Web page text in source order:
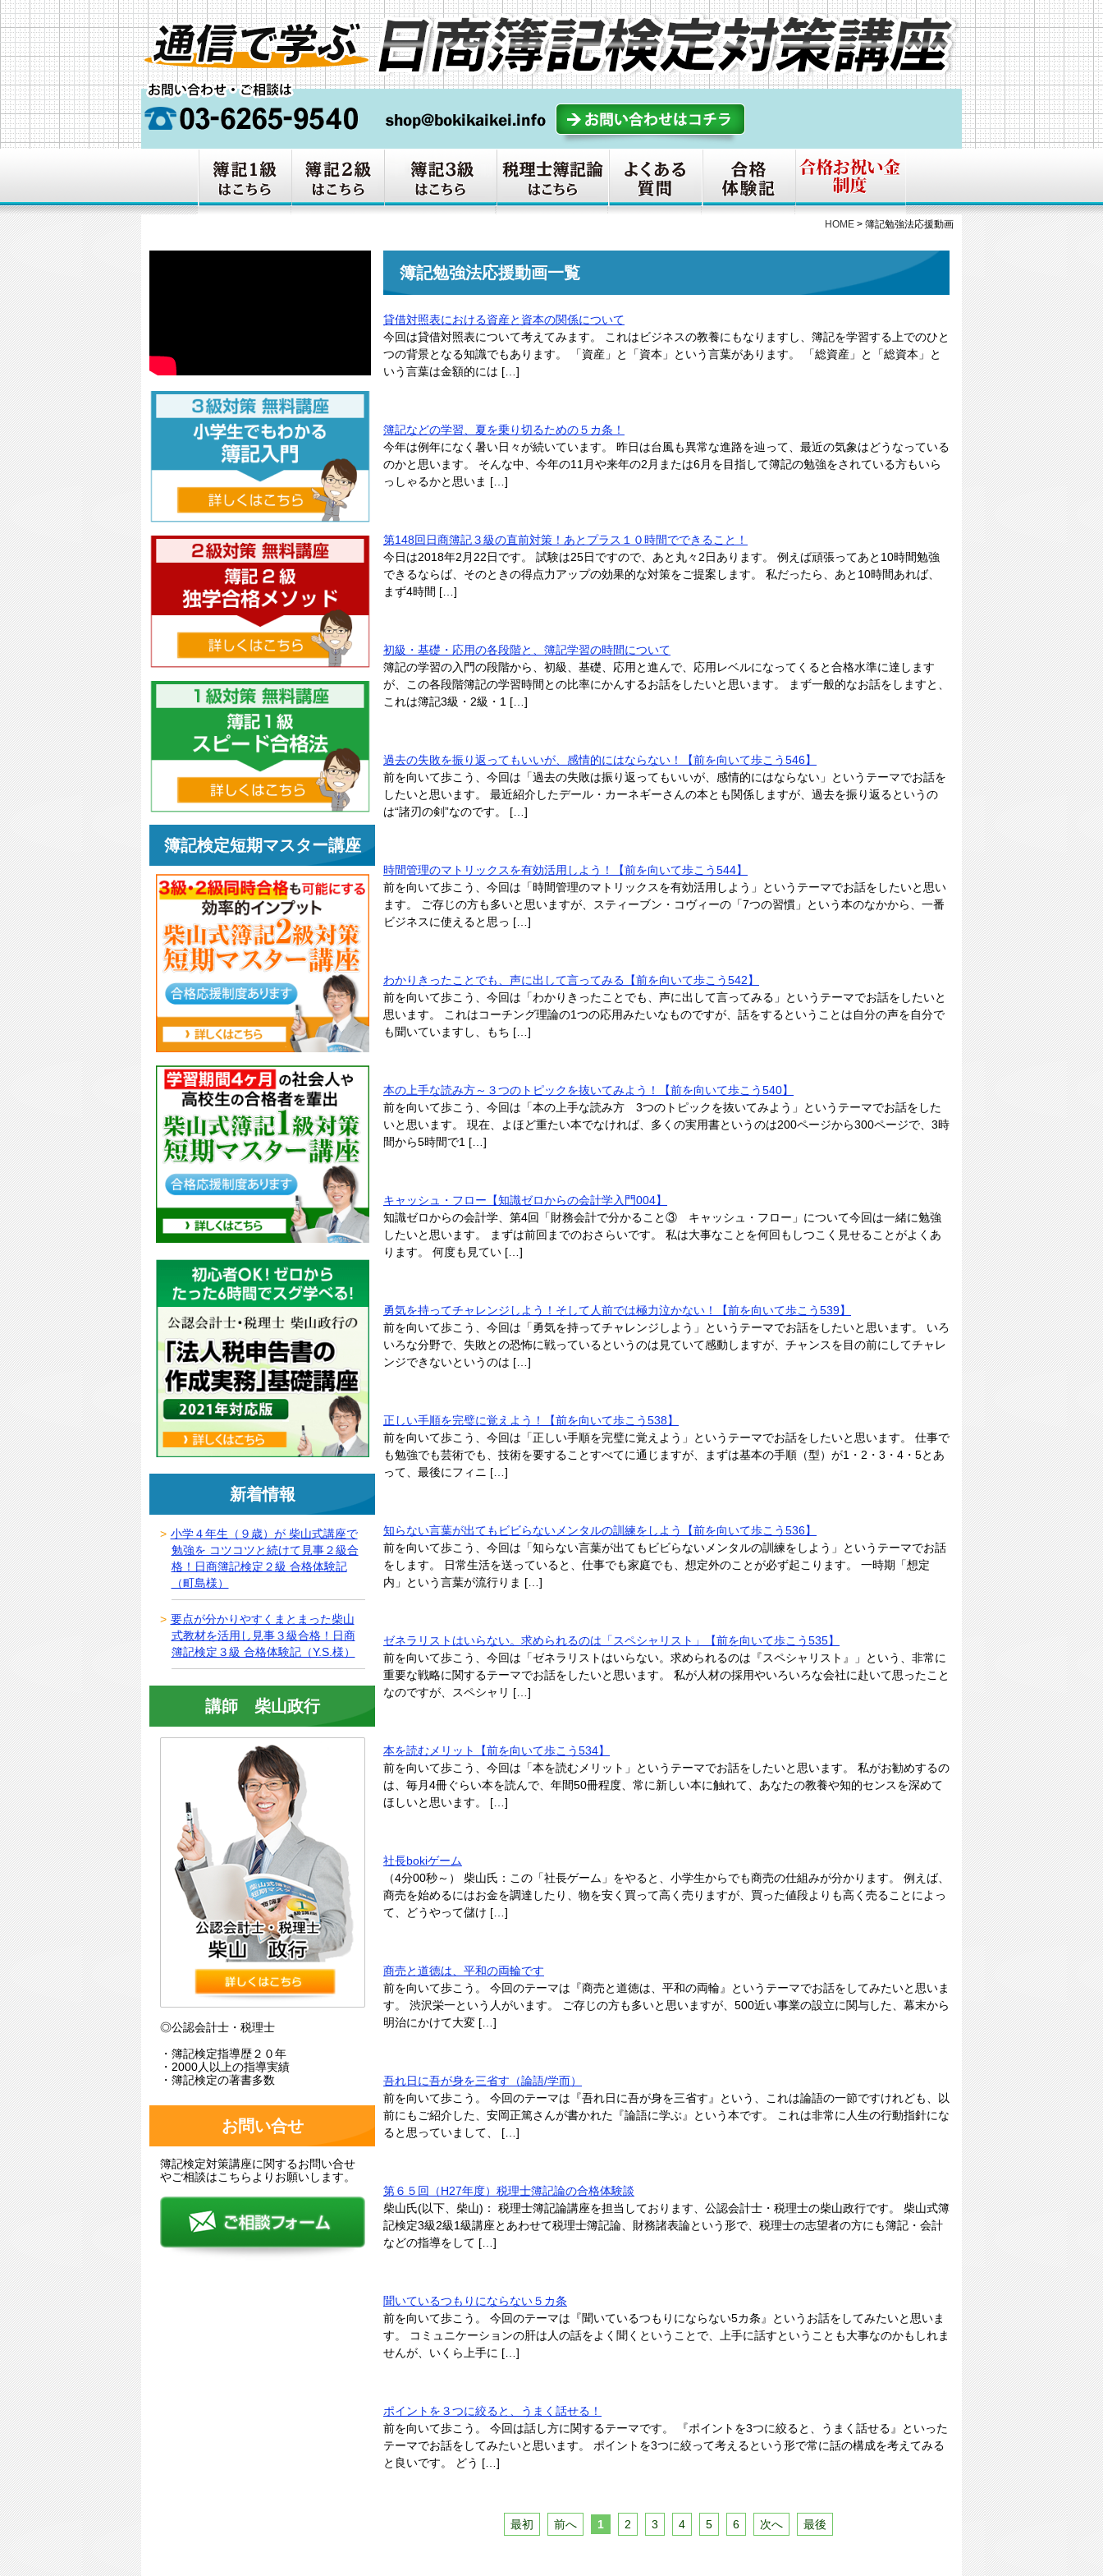
HOME > 簿記勉強法応援動画
簿記勉強法応援動画一覧
貸借対照表における資産と資本の関係について
今回は貸借対照表について考えてみます。 これはビジネスの教養にもなりますし、簿記を学習する上でのひと
つの背景となる知識でもあります。 「資産」と「資本」という言葉があります。 「総資産」と「総資本」と
いう言葉は金額的には […]
簿記などの学習、夏を乗り切るための５カ条！
今年は例年になく暑い日々が続いています。 昨日は台風も異常な進路を辿って、最近の気象はどうなっている
のかと思います。 そんな中、今年の11月や来年の2月または6月を目指して簿記の勉強をされている方もいら
っしゃるかと思いま […]
第148回日商簿記３級の直前対策！あとプラス１０時間でできること！
今日は2018年2月22日です。 試験は25日ですので、あと丸々2日あります。 例えば頑張ってあと10時間勉強
できるならば、そのときの得点力アップの効果的な対策をご提案します。 私だったら、あと10時間あれば、
まず4時間 […]
初級・基礎・応用の各段階と、簿記学習の時間について
簿記の学習の入門の段階から、初級、基礎、応用と進んで、応用レベルになってくると合格水準に達します
が、この各段階簿記の学習時間との比率にかんするお話をしたいと思います。 まず一般的なお話をしますと、
これは簿記3級・2級・1 […]
過去の失敗を振り返ってもいいが、感情的にはならない！【前を向いて歩こう546】
前を向いて歩こう、今回は「過去の失敗は振り返ってもいいが、感情的にはならない」というテーマでお話を
したいと思います。 最近紹介したデール・カーネギーさんの本とも関係しますが、過去を振り返るというの
は“諸刃の剣”なのです。 […]
時間管理のマトリックスを有効活用しよう！【前を向いて歩こう544】
前を向いて歩こう、今回は「時間管理のマトリックスを有効活用しよう」というテーマでお話をしたいと思い
ます。 ご存じの方も多いと思いますが、スティーブン・コヴィーの「7つの習慣」という本のなかから、一番
ビジネスに使えると思っ […]
わかりきったことでも、声に出して言ってみる【前を向いて歩こう542】
前を向いて歩こう、今回は「わかりきったことでも、声に出して言ってみる」というテーマでお話をしたいと
思います。 これはコーチング理論の1つの応用みたいなものですが、話をするということは自分の声を自分で
も聞いていますし、もち […]
本の上手な読み方～３つのトピックを抜いてみよう！【前を向いて歩こう540】
前を向いて歩こう、今回は「本の上手な読み方 3つのトピックを抜いてみよう」というテーマでお話をした
いと思います。 現在、よほど重たい本でなければ、多くの実用書というのは200ページから300ページで、3時
間から5時間で1 […]
キャッシュ・フロー【知識ゼロからの会計学入門004】
知識ゼロからの会計学、第4回「財務会計で分かること③ キャッシュ・フロー」について今回は一緒に勉強
したいと思います。 まずは前回までのおさらいです。 私は大事なことを何回もしつこく見せることがよくあ
ります。 何度も見てい […]
勇気を持ってチャレンジしよう！そして人前では極力泣かない！【前を向いて歩こう539】
前を向いて歩こう、今回は「勇気を持ってチャレンジしよう」というテーマでお話をしたいと思います。 いろ
いろな分野で、失敗との恐怖に戦っているというのは見ていて感動しますが、チャンスを目の前にしてチャレ
ンジできないというのは […]
正しい手順を完璧に覚えよう！【前を向いて歩こう538】
前を向いて歩こう、今回は「正しい手順を完璧に覚えよう」というテーマでお話をしたいと思います。 仕事で
も勉強でも芸術でも、技術を要することすべてに通じますが、まずは基本の手順（型）が1・2・3・4・5とあ
って、最後にフィニ […]
知らない言葉が出てもビビらないメンタルの訓練をしよう【前を向いて歩こう536】
前を向いて歩こう、今回は「知らない言葉が出てもビビらないメンタルの訓練をしよう」というテーマでお話
をします。 日常生活を送っていると、仕事でも家庭でも、想定外のことが必ず起こります。 一時期「想定
内」という言葉が流行りま […]
ゼネラリストはいらない。求められるのは「スペシャリスト」【前を向いて歩こう535】
前を向いて歩こう、今回は「ゼネラリストはいらない。求められるのは『スペシャリスト』」という、非常に
重要な戦略に関するテーマでお話をしたいと思います。 私が人材の採用やいろいろな会社に赴いて思ったこと
なのですが、スペシャリ […]
本を読むメリット【前を向いて歩こう534】
前を向いて歩こう、今回は「本を読むメリット」というテーマでお話をしたいと思います。 私がお勧めするの
は、毎月4冊ぐらい本を読んで、年間50冊程度、常に新しい本に触れて、あなたの教養や知的センスを深めて
ほしいと思います。 […]
社長bokiゲーム
（4分00秒～） 柴山氏：この「社長ゲーム」をやると、小学生からでも商売の仕組みが分かります。 例えば、
商売を始めるにはお金を調達したり、物を安く買って高く売りますが、買った値段よりも高く売ることによっ
て、どうやって儲け […]
商売と道徳は、平和の両輪です
前を向いて歩こう。 今回のテーマは『商売と道徳は、平和の両輪』というテーマでお話をしてみたいと思いま
す。 渋沢栄一という人がいます。 ご存じの方も多いと思いますが、500近い事業の設立に関与した、幕末から
明治にかけて大変 […]
吾れ日に吾が身を三省す（論語/学而）
前を向いて歩こう。 今回のテーマは『吾れ日に吾が身を三省す』という、これは論語の一節ですけれども、以
前にもご紹介した、安岡正篤さんが書かれた『論語に学ぶ』という本です。 これは非常に人生の行動指針にな
ると思っていまして、 […]
第６５回（H27年度）税理士簿記論の合格体験談
柴山氏(以下、柴山)： 税理士簿記論講座を担当しております、公認会計士・税理士の柴山政行です。 柴山式簿
記検定3級2級1級講座とあわせて税理士簿記論、財務諸表論という形で、税理士の志望者の方にも簿記・会計
などの指導をして […]
聞いているつもりにならない５カ条
前を向いて歩こう。 今回のテーマは『聞いているつもりにならない5カ条』というお話をしてみたいと思いま
す。 コミュニケーションの肝は人の話をよく聞くということで、上手に話すということも大事なのかもしれま
せんが、いくら上手に […]
ポイントを３つに絞ると、うまく話せる！
前を向いて歩こう。 今回は話し方に関するテーマです。 『ポイントを3つに絞ると、うまく話せる』といった
テーマでお話をしてみたいと思います。 ポイントを3つに絞って考えるという形で常に話の構成を考えてみる
と良いです。 どう […]
最初 前へ 1 2 3 4 5 6 次へ 最後
簿記検定短期マスター講座
新着情報
小学４年生（９歳）が 柴山式講座で
勉強を コツコツと続けて見事２級合
格！日商簿記検定２級 合格体験記
（町島様）
要点が分かりやすくまとまった柴山
式教材を活用し見事３級合格！日商
簿記検定３級 合格体験記（Y.S.様）
講師 柴山政行
◎公認会計士・税理士
・簿記検定指導歴２０年
・2000人以上の指導実績
・簿記検定の著書多数
お問い合せ
簿記検定対策講座に関するお問い合せ
やご相談はこちらよりお願いします。